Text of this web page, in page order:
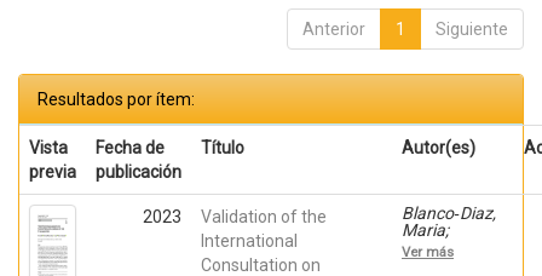
Anterior 1 Siguiente
Resultados por ítem:
Vista
previa
Fecha de
publicación
Título Autor(es)
2023
Validation of the
International
Consultation on
Blanco‑Diaz,
Maria;
Rodriguez-
Rodriguez,
Ver más